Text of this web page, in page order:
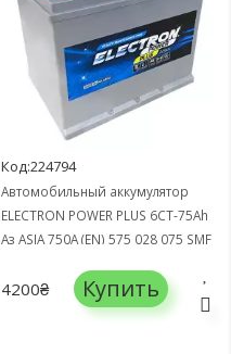
Код:224794
Автомобильный аккумулятор
ELECTRON POWER PLUS 6СТ-75Ah
Аз ASIA 750А (EN) 575 028 075 SMF
4200₴ Купить